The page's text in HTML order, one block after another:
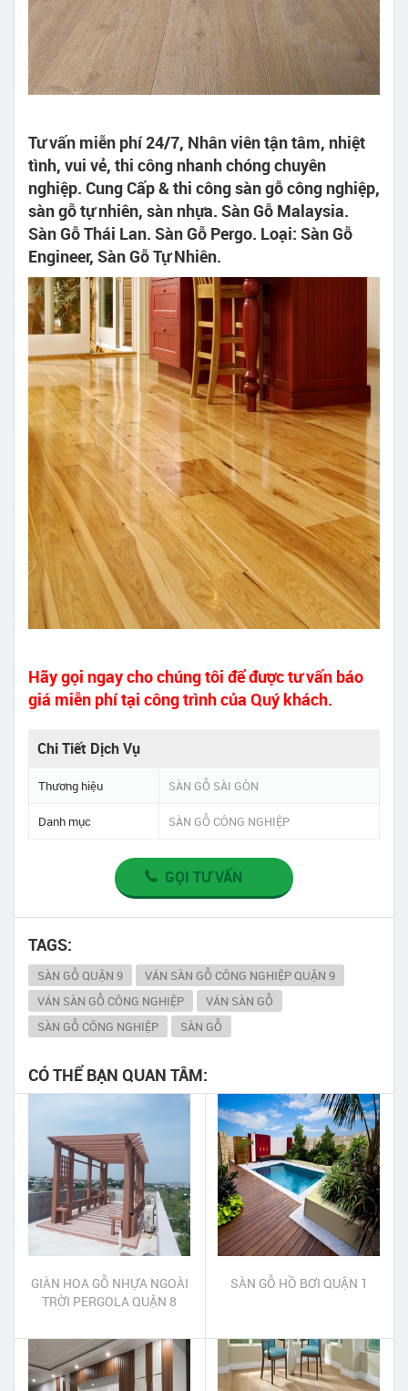
Tư vấn miễn phí 24/7, Nhân viên tận tâm, nhiệt
tình, vui vẻ, thi công nhanh chóng chuyên
nghiệp. Cung Cấp & thi công sàn gỗ công nghiệp,
sàn gỗ tự nhiên, sàn nhựa. Sàn Gỗ Malaysia.
Sàn Gỗ Thái Lan. Sàn Gỗ Pergo. Loại: Sàn Gỗ
Engineer, Sàn Gỗ Tự Nhiên.
Hãy gọi ngay cho chúng tôi để được tư vấn báo
giá miễn phí tại công trình của Quý khách.
Chi Tiết Dịch Vụ
Thương hiệu SÀN GỖ SÀI GÒN
Danh mục SÀN GỖ CÔNG NGHIỆP
GỌI TƯ VẤN
TAGS:
SÀN GỖ QUẬN 9
VÁN SÀN GỖ CÔNG NGHIỆP QUẬN 9
VÁN SÀN GỖ CÔNG NGHIỆP
VÁN SÀN GỖ
SÀN GỖ CÔNG NGHIỆP
SÀN GỖ
CÓ THỂ BẠN QUAN TÂM:
GIÀN HOA GỖ NHỰA NGOÀI
TRỜI PERGOLA QUẬN 8
SÀN GỖ HỒ BƠI QUẬN 1